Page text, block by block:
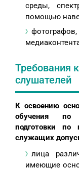
среды,
помощью
Требования
слушателей
К освоению
обучения по
подготовки по
служащих
лица
имеющие